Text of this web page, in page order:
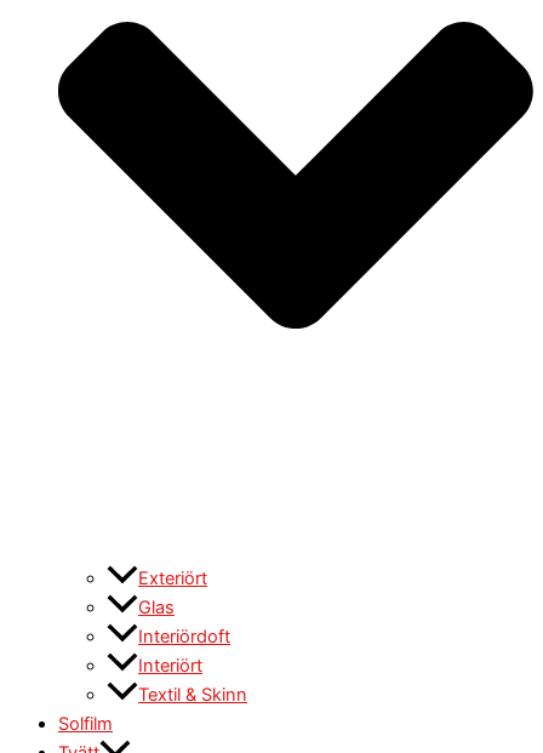
Exteriört
Glas
Interiördoft
Interiört
Textil & Skinn
Solfilm